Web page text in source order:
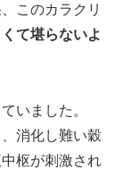
このカラクリ
て堪らないよ
いました。
消化し難い穀
枢が刺激され